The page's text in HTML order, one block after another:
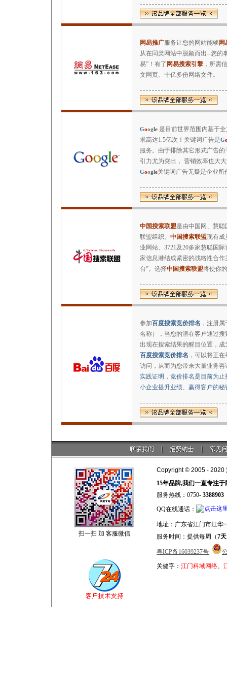
网易推广服务让您的网站能够 网
从在同类网站中脱颖而出--您的
易”！有了 网易搜索引擎 ，所需
文网页、十亿多份网络文件。
Google 是目前世界范围内基于
求高达1.5亿次！关键词广告是G
服务。由于排除其它形式广告的
引力尤为突出， 营销效率也大
Google关键词广告无疑是企业
中国搜索联盟是由中国网、慧
联盟组织。 中国搜索联盟现有成
业网站、3721及20多家慧聪国
家信息港结成紧密的战略性合
台”。选择中国搜索联盟将使你
参加百度搜索竞价排名 ，注册
名称），当您的潜在客户通过
出现在搜索结果的醒目位置，
百度搜索竞价排名 ，可以将正
访问，从而为您带来大量业务
实践证明，竞价排名是目前为
小企业提升业绩、赢得客户的秘
扫一扫 加 客服微信
Copyright © 2005 - 2020
15年品牌,我们一直专注
服务热线：0750- 3388903
QQ在线通话：
地址：广东省江门市江华
服务时间：提供每周（7天
粤ICP备16039237号
关健字： 江门科域网络、